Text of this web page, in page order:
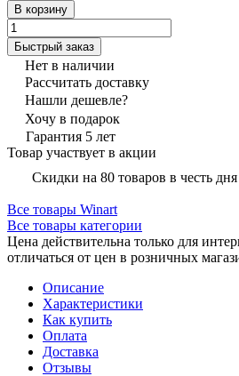
В корзину
Быстрый заказ
Нет в наличии
Рассчитать доставку
Нашли дешевле?
Хочу в подарок
Гарантия 5 лет
Товар участвует в акции
Скидки на 80 товаров в честь
Все товары Winart
Все товары категории
Цена действительна только для
отличаться от цен в розничных
Описание
Характеристики
Как купить
Оплата
Доставка
Отзывы